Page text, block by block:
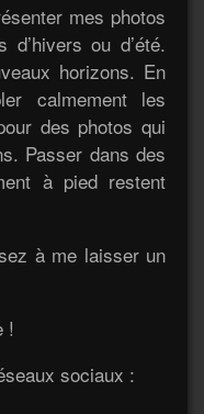
mes photos
ou d’été.
horizons. En
calmement les
des photos qui
Passer dans des
à pied restent
à me laisser un
!
sociaux :